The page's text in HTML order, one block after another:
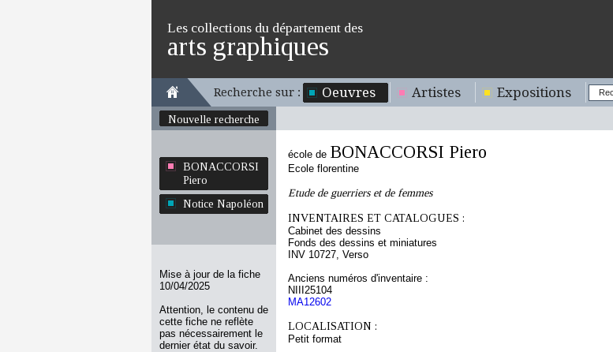
Les collections du département des
arts graphiques
Recherche sur : Oeuvres Artistes Expositions
Nouvelle recherche
BONACCORSI
Piero
Notice Napoléon
Mise à jour de la fiche
10/04/2025
Attention, le contenu de
cette fiche ne reflète
pas nécessairement le
dernier état du savoir.
école de BONACCORSI Piero
Ecole florentine
Etude de guerriers et de femmes
INVENTAIRES ET CATALOGUES :
Cabinet des dessins
Fonds des dessins et miniatures
INV 10727, Verso
Anciens numéros d'inventaire :
NIII25104
MA12602
LOCALISATION :
Petit format